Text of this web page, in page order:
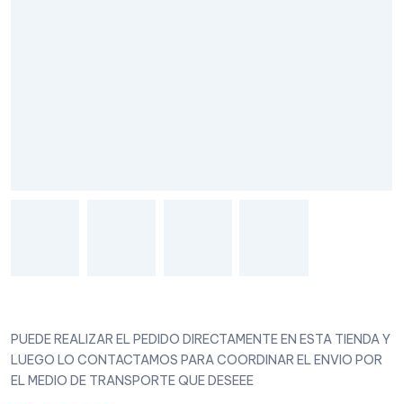
PUEDE REALIZAR EL PEDIDO DIRECTAMENTE EN ESTA TIENDA Y
LUEGO LO CONTACTAMOS PARA COORDINAR EL ENVIO POR
EL MEDIO DE TRANSPORTE QUE DESEEE